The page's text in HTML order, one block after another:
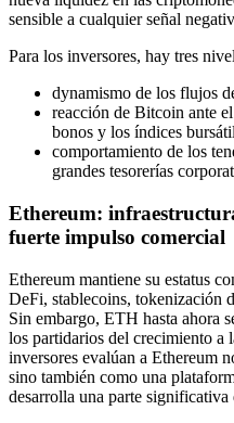
sensible a cualquier señal
Para los inversores, hay tres
dynamismo de los flujos
reacción de Bitcoin ante
bonos y los índices
comportamiento de los
grandes tesorerías
Ethereum:
fuerte impulso comercial
Ethereum mantiene su estatus
DeFi, stablecoins, tokenización
Sin embargo, ETH hasta ahora
los partidarios del crecimiento a
inversores evalúan a Ethereum
sino también como una
desarrolla una parte